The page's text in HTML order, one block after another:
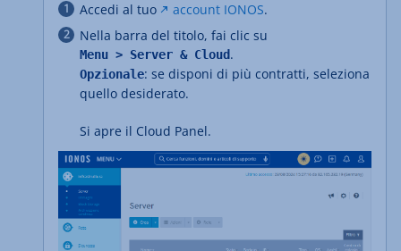
Accedi al tuo
account IONOS.
Nella barra del titolo, fai clic su
Menu > Server & Cloud.
Opzionale: se disponi di più contratti, seleziona
quello desiderato.
Si apre il Cloud Panel.